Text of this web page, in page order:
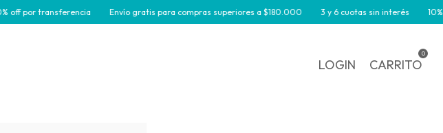
Envío gratis para compras superiores a $180.000 3 y 6 cuotas sin interés 10% off por
LOGIN CARRITO
0